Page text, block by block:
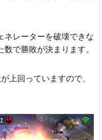
ネレーターを破壊できな
で勝敗が決まります。
上回っていますので、